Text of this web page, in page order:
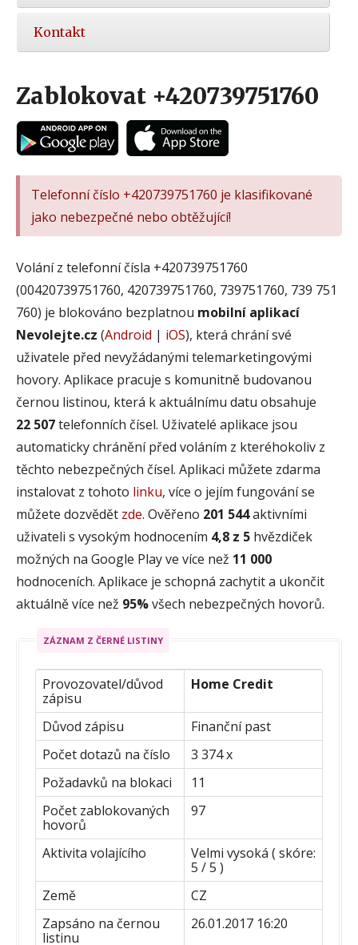
Kontakt
Zablokovat +420739751760
Telefonní číslo +420739751760 je klasifikované
jako nebezpečné nebo obtěžující!
Volání z telefonní čísla +420739751760
(00420739751760, 420739751760, 739751760, 739 751
760) je blokováno bezplatnou mobilní aplikací
Nevolejte.cz (Android | iOS), která chrání své
uživatele před nevyžádanými telemarketingovými
hovory. Aplikace pracuje s komunitně budovanou
černou listinou, která k aktuálnímu datu obsahuje
22 507telefonních čísel. Uživatelé aplikace jsou
automaticky chránění před voláním z kteréhokoliv z
těchto nebezpečných čísel. Aplikaci můžete zdarma
instalovat z tohoto linku, více o jejím fungování se
můžete dozvědět zde. Ověřeno 201 544aktivními
uživateli s vysokým hodnocením 4,8 z 5 hvězdiček
možných na Google Play ve více než 11 000
hodnoceních. Aplikace je schopná zachytit a ukončit
aktuálně více než 95%všech nebezpečných hovorů.
ZÁZNAM Z ČERNÉ LISTINY
Provozovatel/důvod
zápisu
Home Credit
Důvod zápisu
Finanční past
Počet dotazů na číslo
3 374 x
Požadavků na blokaci
11
Počet zablokovaných
hovorů
97
Aktivita volajícího
Velmi vysoká ( skóre:
5 / 5 )
Země
CZ
Zapsáno na černou
listinu
26.01.2017 16:20